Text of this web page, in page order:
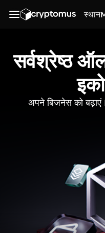
स्थान
सर्वश्रेष्ठ
अपने बिजनेस को